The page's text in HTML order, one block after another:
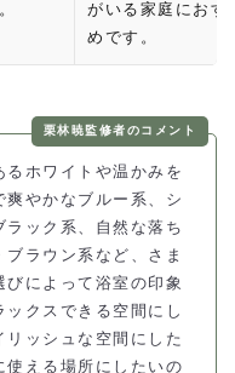
がいる家庭におす
めです。
栗林暁監修者のコメント
ホワイトや温かみを
やかなブルー系、シ
ラック系、自然な落ち
ラウン系など、さま
によって浴室の印象
クスできる空間にし
リッシュな空間にした
使える場所にしたいの